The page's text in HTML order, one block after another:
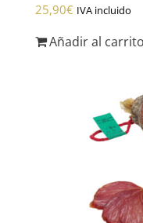
25,90€ IVA incluido
Añadir al carrito